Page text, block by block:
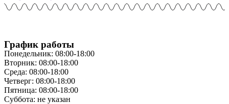
График работы
Понедельник: 08:00-18:00
Вторник: 08:00-18:00
Среда: 08:00-18:00
Четверг: 08:00-18:00
Пятница: 08:00-18:00
Суббота: не указан